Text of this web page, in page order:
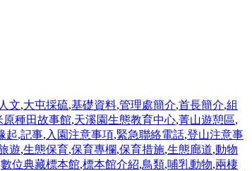
文,大屯採硫,基礎資料,管理處簡介,首長簡介,組
原種田故事館,天溪園生態教育中心,菁山遊憩區,
起,記事, 入園注意事項,緊急聯絡電話,登山注意事
遊,生態保育,保育專欄,保育措施,生態廊道,動物
數位典藏標本館,標本館介紹,鳥類,哺乳動物,兩棲